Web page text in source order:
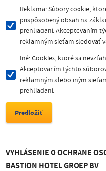
Reklama: Súbory cookie,
prispôsobený obsah na
prehliadaní. Akceptovaním
reklamným sieťam sledovať
Iné: Cookies, ktoré sa
Akceptovaním týchto
reklamným alebo iným
prehliadaní.
VYHLÁSENIE O OCHRANE
BASTION HOTEL GROEP BV